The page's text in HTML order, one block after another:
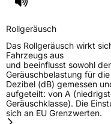
3PMSF /
EPREL ID1475975
Allgemeine
HerstellerkontaktSailun
Rollgeräusch
Das Rollgeräusch wirkt
Fahrzeugs aus
und beeinflusst sowohl
Geräuschbelastung für
Dezibel (dB) gemessen
aufgeteilt: von A
Geräuschklasse). Die
sich an EU Grenzwerten.